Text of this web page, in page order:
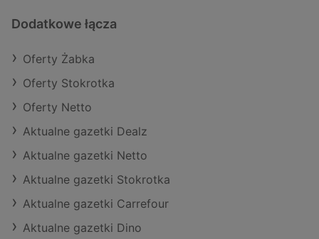
Dodatkowe łącza
Oferty Żabka
Oferty Stokrotka
Oferty Netto
Aktualne gazetki Dealz
Aktualne gazetki Netto
Aktualne gazetki Stokrotka
Aktualne gazetki Carrefour
Aktualne gazetki Dino